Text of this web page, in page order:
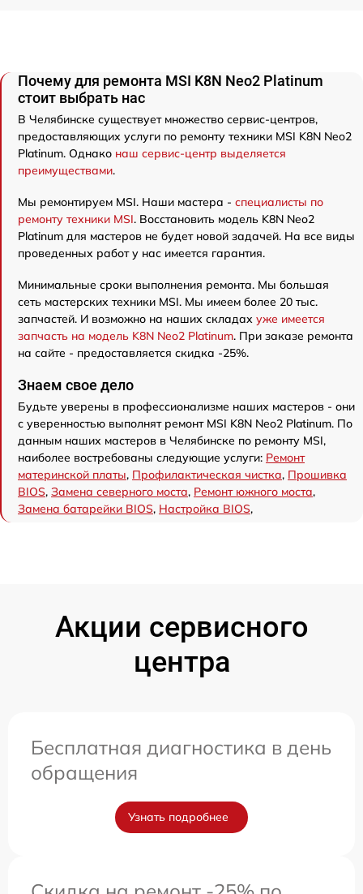
Почему для ремонта MSI K8N Neo2 Platinum
стоит выбрать нас
В Челябинске существует множество сервис-центров,
предоставляющих услуги по ремонту техники MSI K8N Neo2
Platinum. Однако наш сервис-центр выделяется
преимуществами.
Мы ремонтируем MSI. Наши мастера - специалисты по
ремонту техники MSI. Восстановить модель K8N Neo2
Platinum для мастеров не будет новой задачей. На все виды
проведенных работ у нас имеется гарантия.
Минимальные сроки выполнения ремонта. Мы большая
сеть мастерских техники MSI. Мы имеем более 20 тыс.
запчастей. И возможно на наших складах уже имеется
запчасть на модель K8N Neo2 Platinum. При заказе ремонта
на сайте - предоставляется скидка -25%.
Знаем свое дело
Будьте уверены в профессионализме наших мастеров - они
с уверенностью выполнят ремонт MSI K8N Neo2 Platinum. По
данным наших мастеров в Челябинске по ремонту MSI,
наиболее востребованы следующие услуги: Ремонт
материнской платы, Профилактическая чистка, Прошивка
BIOS, Замена северного моста, Ремонт южного моста,
Замена батарейки BIOS, Настройка BIOS,
Акции сервисного
центра
Бесплатная диагностика в день
обращения
Узнать подробнее